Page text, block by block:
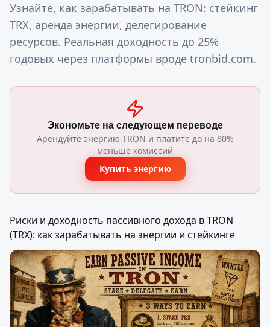
Узнайте, как зарабатывать на TRON: стейкинг
TRX, аренда энергии, делегирование
ресурсов. Реальная доходность до 25%
годовых через платформы вроде tronbid.com.
Экономьте на следующем переводе
Арендуйте энергию TRON и платите до на 80%
меньше комиссий
Купить энергию
Риски и доходность пассивного дохода в TRON
(TRX): как зарабатывать на энергии и стейкинге